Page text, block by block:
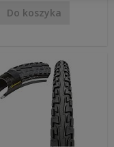
Do koszyka